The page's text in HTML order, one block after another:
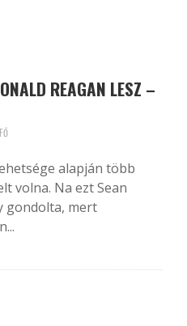
REAGAN LESZ –
alapján több
volna. Na ezt Sean
gondolta, mert